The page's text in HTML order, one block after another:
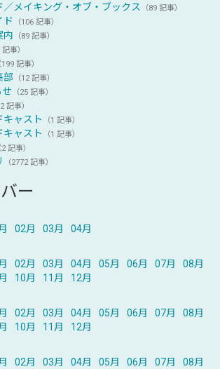
／メイキング・オブ・ブックス （89 記事）
ド （106 記事）
内 （89 記事）
記事）
199 記事）
部 （12 記事）
せ （25 記事）
2 記事）
キャスト （1 記事）
キャスト （1 記事）
2 記事）
（2772 記事）
ー
02月 03月
04月
02月 03月 04月 05月 06月 07月
08月
10月 11月
12月
02月 03月 04月 05月 06月 07月
08月
10月 11月
12月
02月 03月 04月 05月 06月 07月
08月